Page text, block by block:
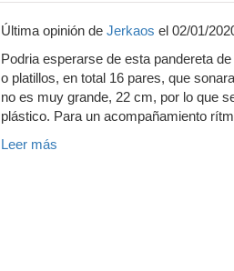
Última opinión de Jerkaos el 02/01/
Podria esperarse de esta pandereta
o platillos, en total 16 pares, que
no es muy grande, 22 cm, por lo que
plástico. Para un acompañamiento
Leer más